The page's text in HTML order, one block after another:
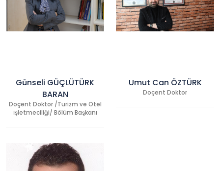
Günseli GÜÇLÜTÜRK
BARAN
Doçent Doktor /Turizm ve Otel
İşletmeciliği/ Bölüm Başkanı
Umut Can ÖZTÜRK
Doçent Doktor